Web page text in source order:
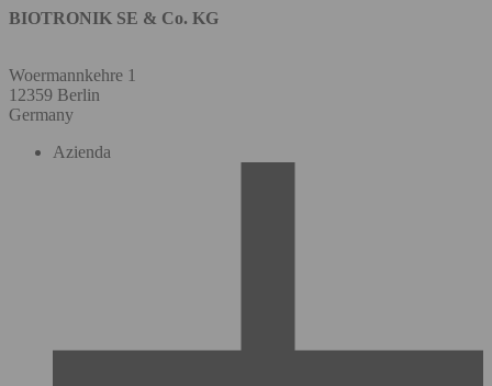
BIOTRONIK SE & Co. KG
Woermannkehre 1
12359 Berlin
Germany
Azienda